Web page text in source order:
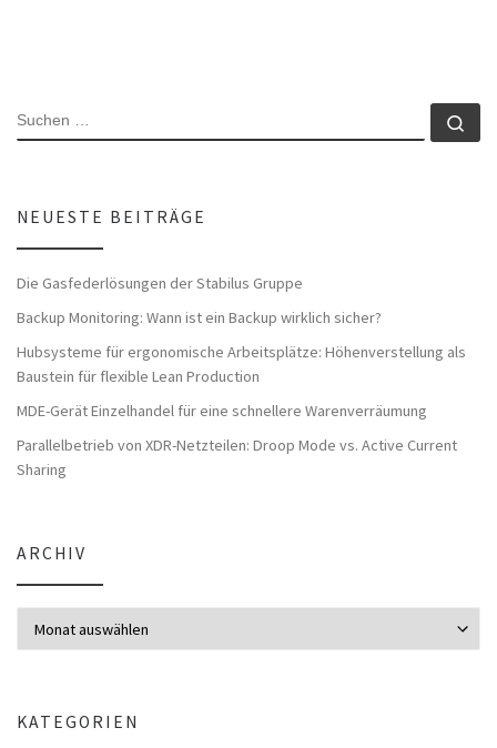
SUCHE
NEUESTE BEITRÄGE
Die Gasfederlösungen der Stabilus Gruppe
Backup Monitoring: Wann ist ein Backup wirklich sicher?
Hubsysteme für ergonomische Arbeitsplätze: Höhenverstellung als
Baustein für flexible Lean Production
MDE-Gerät Einzelhandel für eine schnellere Warenverräumung
Parallelbetrieb von XDR-Netzteilen: Droop Mode vs. Active Current
Sharing
ARCHIV
KATEGORIEN